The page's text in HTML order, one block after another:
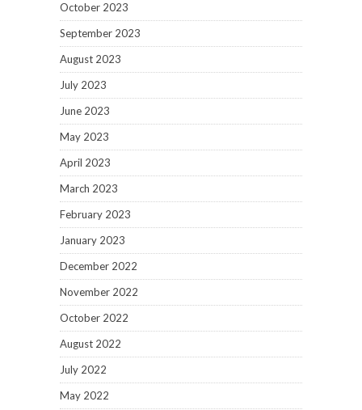
October 2023
September 2023
August 2023
July 2023
June 2023
May 2023
April 2023
March 2023
February 2023
January 2023
December 2022
November 2022
October 2022
August 2022
July 2022
May 2022